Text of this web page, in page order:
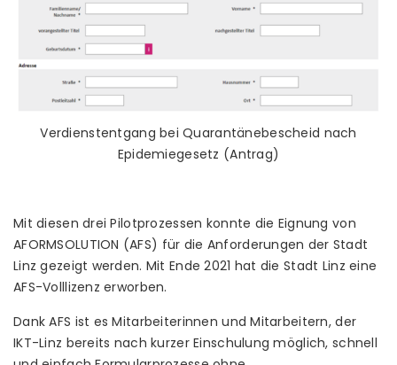
Verdienstentgang bei Quarantänebescheid nach
Epidemiegesetz (Antrag)
Mit diesen drei Pilotprozessen konnte die Eignung von
AFORMSOLUTION (AFS) für die Anforderungen der Stadt
Linz gezeigt werden. Mit Ende 2021 hat die Stadt Linz eine
AFS-Volllizenz erworben.
Dank AFS ist es Mitarbeiterinnen und Mitarbeitern, der
IKT-Linz bereits nach kurzer Einschulung möglich, schnell